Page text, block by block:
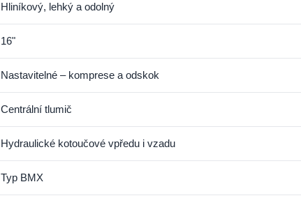
Hliníkový, lehký a odolný
16"
Nastavitelné – komprese a odskok
Centrální tlumič
Hydraulické kotoučové vpředu i vzadu
Typ BMX